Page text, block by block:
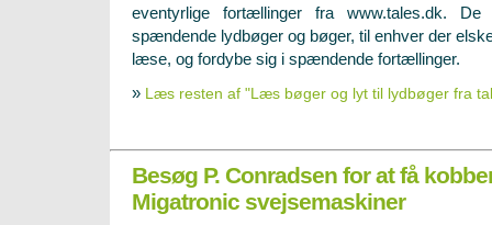
eventyrlige fortællinger fra www.tales.dk. De
spændende lydbøger og bøger, til enhver der
læse, og fordybe sig i spændende fortællinger.
» Læs resten af "Læs bøger og lyt til lydbøger fra
Besøg P. Conradsen for at få
Migatronic svejsemaskiner